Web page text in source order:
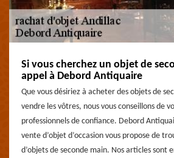
Si vous cherchez un objet de
appel à Debord Antiquaire
Que vous désiriez à acheter des objets de
vendre les vôtres, nous vous conseillons de
professionnels de confiance. Debord
vente d’objet d’occasion vous propose de
d’objets de seconde main. Nos articles sont